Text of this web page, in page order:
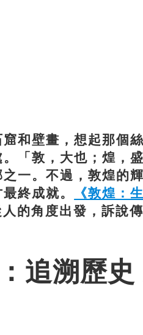
窟和壁畫，想起那個
「敦，大也；煌，
一。不過，敦煌的
終成就。
《敦煌：
的角度出發，訴說傳
追溯歷